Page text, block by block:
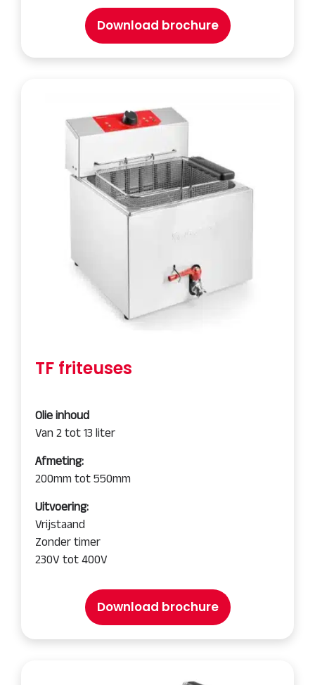
Download brochure
TF friteuses
Olie inhoud
Van 2 tot 13 liter
Afmeting:
200mm tot 550mm
Uitvoering:
Vrijstaand
Zonder timer
230V tot 400V
Download brochure